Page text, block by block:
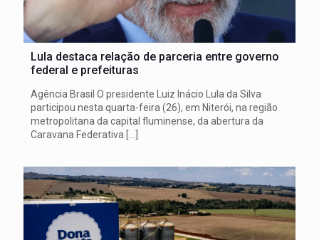
Lula destaca relação de parceria entre governo
federal e prefeituras
Agência Brasil O presidente Luiz Inácio Lula da Silva
participou nesta quarta-feira (26), em Niterói, na região
metropolitana da capital fluminense, da abertura da
Caravana Federativa […]